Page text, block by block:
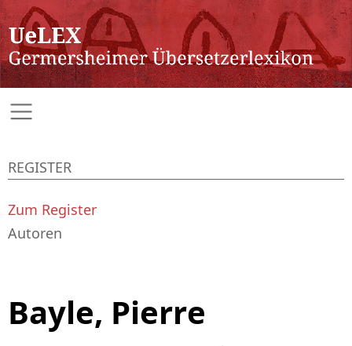
Bayle, Pierre
REGISTER
Zum Register
Autoren